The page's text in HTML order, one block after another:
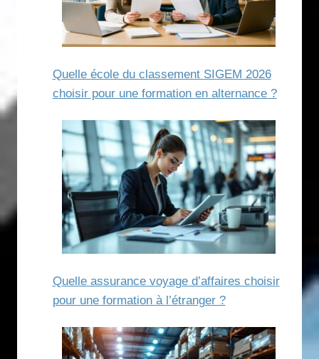
Quelle école du classement SIGEM 2026
choisir pour une formation en alternance ?
Quelle assurance voyage d’affaires choisir
pour une formation à l’étranger ?